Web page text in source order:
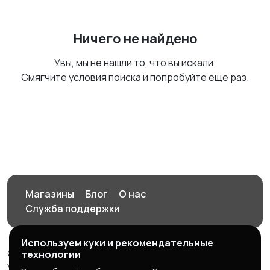
Ничего не найдено
Увы, мы не нашли то, что вы искали.
Смягчите условия поиска и попробуйте еще раз.
Магазины Блог
О нас
Служба поддержки
© 2026 Орен-АЙ - Авто | Недвижимость | Работа |
Используем куки и рекомендательные
технологии